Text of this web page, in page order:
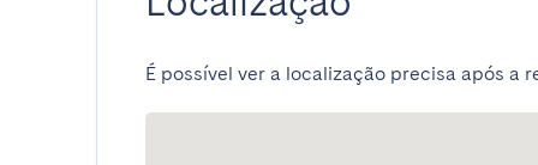
É possível ver a localização precisa após a